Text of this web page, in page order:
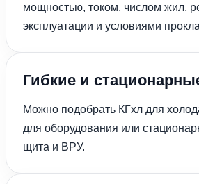
мощностью, током, числом жил,
эксплуатации и условиями
Гибкие и
Можно подобрать КГхл для
для оборудования или
щита и ВРУ.